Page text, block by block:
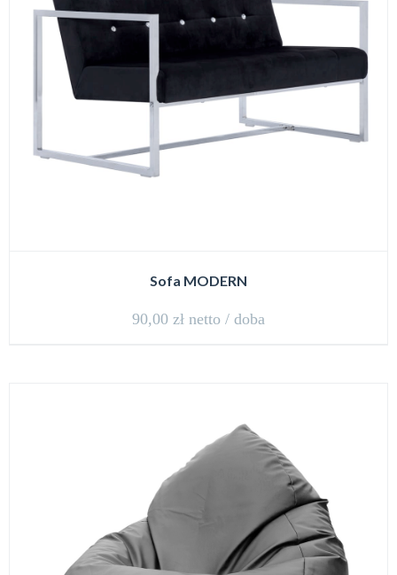
Sofa MODERN
90,00 zł netto / doba